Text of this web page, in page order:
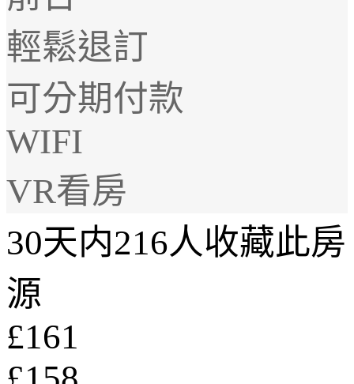
輕鬆退訂
可分期付款
WIFI
VR看房
30天内216人收藏此房
源
£161